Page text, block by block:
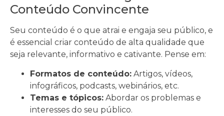
Conteúdo Convincente
Seu conteúdo é o que atrai e engaja seu público, e
é essencial criar conteúdo de alta qualidade que
seja relevante, informativo e cativante. Pense em:
Formatos de conteúdo: Artigos, vídeos,
infográficos, podcasts, webinários, etc.
Temas e tópicos: Abordar os problemas e
interesses do seu público.